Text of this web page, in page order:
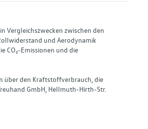
Vergleichszwecken zwischen den
und Aerodynamik
CO₂-Emissionen und die
über den Kraftstoffverbrauch, die
GmbH, Hellmuth-Hirth-Str.